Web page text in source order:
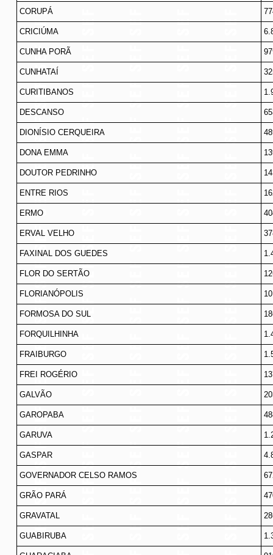
CORUPÁ
CRICIÚMA
CUNHA PORÃ
CUNHATAÍ
CURITIBANOS
DESCANSO
DIONÍSIO CERQUEIRA
DONA EMMA
DOUTOR PEDRINHO
ENTRE RIOS
ERMO
ERVAL VELHO
FAXINAL DOS GUEDES
FLOR DO SERTÃO
FLORIANÓPOLIS
FORMOSA DO SUL
FORQUILHINHA
FRAIBURGO
FREI ROGÉRIO
GALVÃO
GAROPABA
GARUVA
GASPAR
GOVERNADOR CELSO RAMOS
GRÃO PARÁ
GRAVATAL
GUABIRUBA